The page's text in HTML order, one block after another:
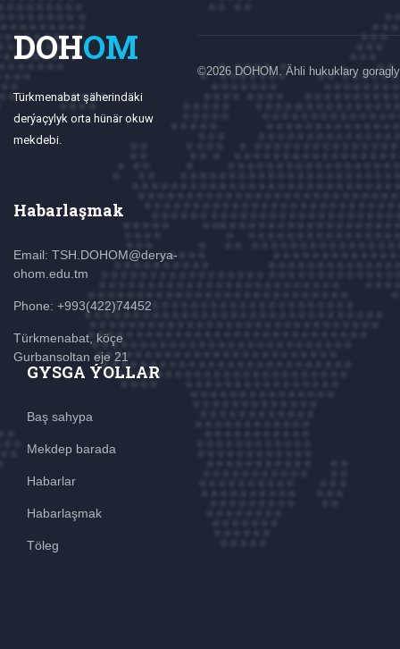
DOHOM
Türkmenabat şäherindäki
derýaçylyk orta hünär okuw
mekdebi.
Habarlaşmak
Email: TSH.DOHOM@derya-
ohom.edu.tm
Phone: +993(422)74452
Türkmenabat, köçe
Gurbansoltan eje 21
GYSGA ÝOLLAR
Baş sahypa
Mekdep barada
Habarlar
Habarlaşmak
Töleg
©2026 DOHOM. Ähli hukuklary goragly